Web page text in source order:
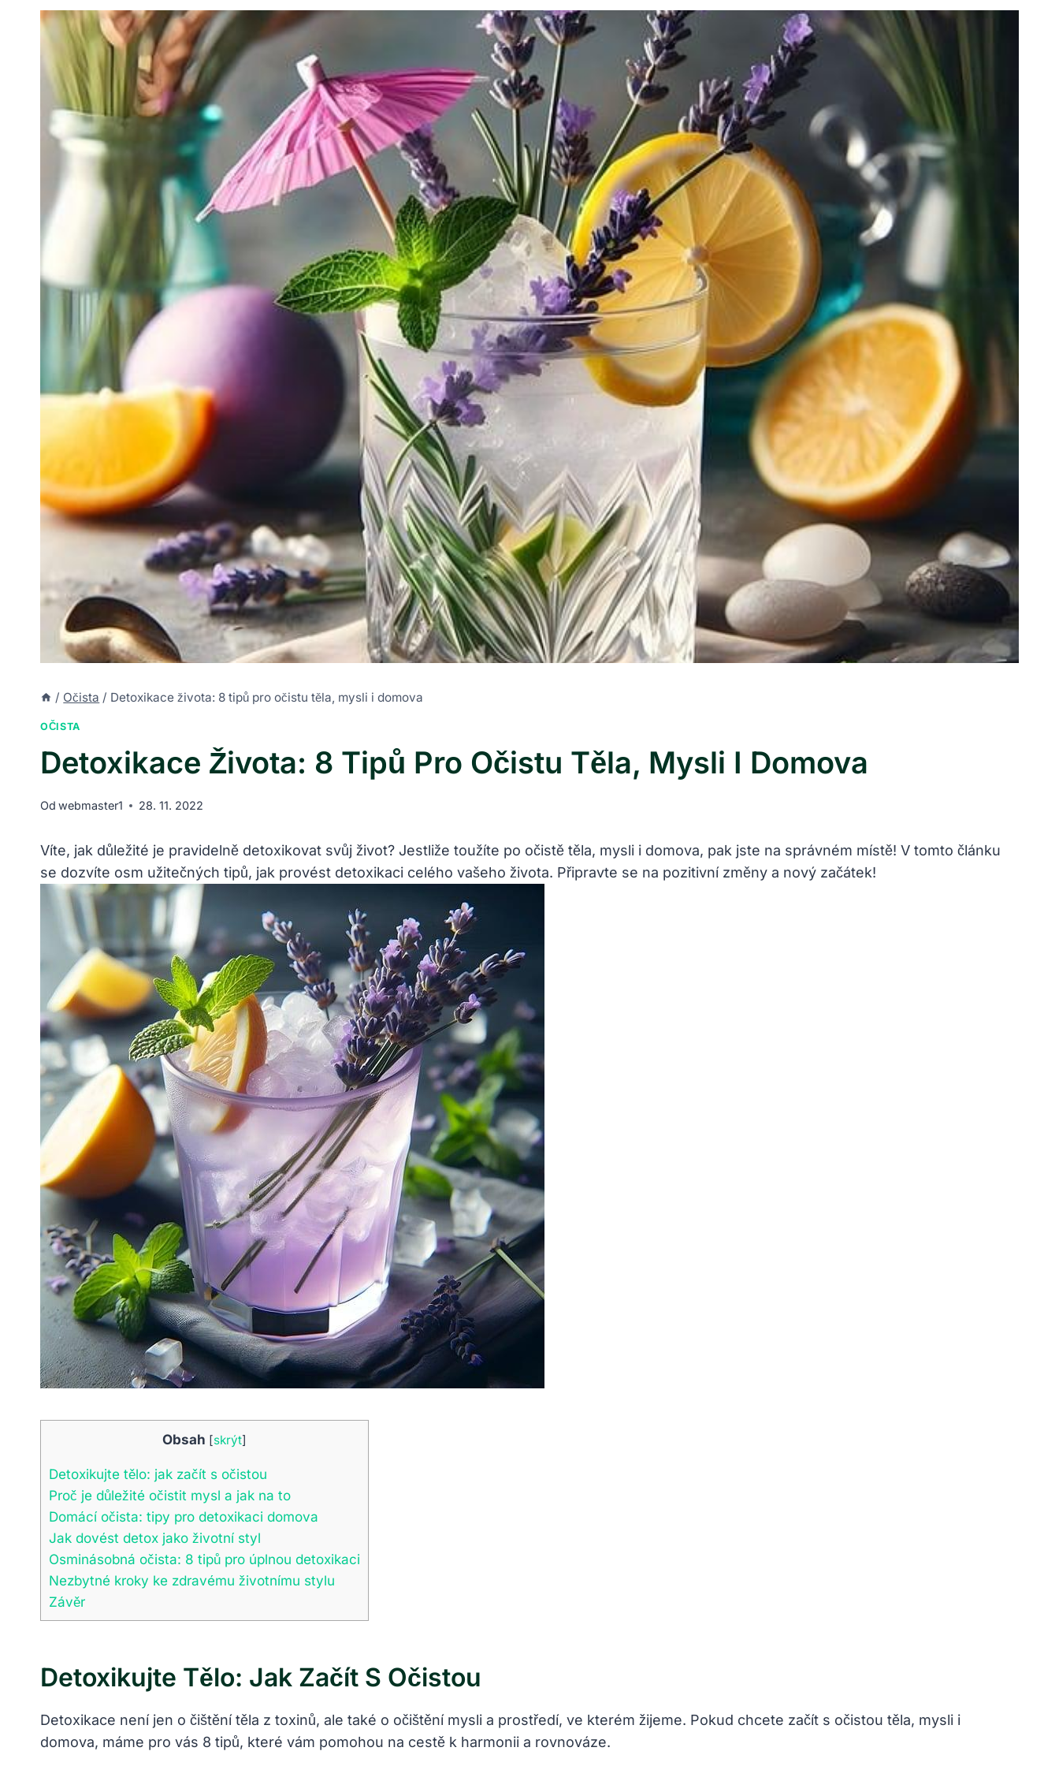
/ Očista / Detoxikace života: 8 tipů pro očistu těla, mysli i domova
OČISTA
Detoxikace Života: 8 Tipů Pro Očistu Těla, Mysli I Domova
Od webmaster1 28. 11. 2022
Víte, jak důležité je pravidelně detoxikovat svůj život? Jestliže toužíte po očistě těla, mysli i domova, pak jste na správném místě! V tomto článku
se dozvíte osm užitečných tipů, jak provést detoxikaci celého vašeho života. Připravte se na pozitivní změny a nový začátek!
Obsah [skrýt]
Detoxikujte tělo: jak začít s očistou
Proč je důležité očistit mysl a jak na to
Domácí očista: tipy pro detoxikaci domova
Jak dovést detox jako životní styl
Osminásobná očista: 8 tipů pro úplnou detoxikaci
Nezbytné kroky ke zdravému životnímu stylu
Závěr
Detoxikujte Tělo: Jak Začít S Očistou
Detoxikace není jen o čištění těla z toxinů, ale také o očištění mysli a prostředí, ve kterém žijeme. Pokud chcete začít s očistou těla, mysli i
domova, máme pro vás 8 tipů, které vám pomohou na cestě k harmonii a rovnováze.